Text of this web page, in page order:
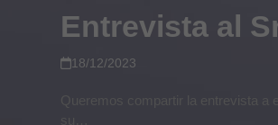
Entrevista al
18/12/2023
Queremos compartir la entrevista